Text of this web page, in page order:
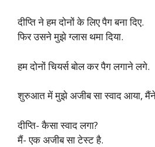
दीप्ति ने हम दोनों के लिए पैग बना दिए.
फिर उसने मुझे ग्लास थमा दिया.
हम दोनों चियर्स बोल कर पैग लगाने लगे.
शुरुआत में मुझे अजीब सा स्वाद आया, मैंने
दीप्ति- कैसा स्वाद लगा?
मैं- एक अजीब सा टेस्ट है.